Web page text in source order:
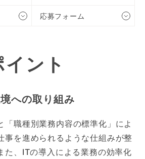
応募フォーム
ント
への取り組み
「職種別業務内容の標準化」によ
事を進められるような仕組みが整
た、ITの導入による業務の効率化